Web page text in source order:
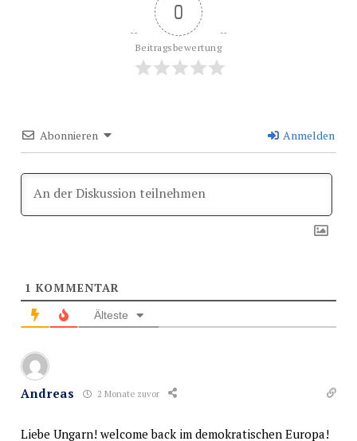
0
Beitragsbewertung
Abonnieren Anmelden
1 KOMMENTAR
Älteste
Andreas 2 Monate zuvor
Liebe Ungarn! welcome back im demokratischen Europa!